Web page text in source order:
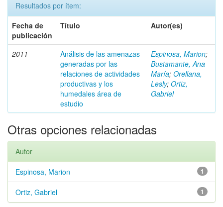
Resultados por ítem:
Fecha de
publicación
Título Autor(es)
2011
Análisis de las amenazas
generadas por las
relaciones de actividades
productivas y los
humedales área de
estudio
Espinosa, Marion;
Bustamante, Ana
María; Orellana,
Lesly; Ortiz,
Gabriel
Otras opciones relacionadas
Autor
1
Espinosa, Marion
1
Ortiz, Gabriel